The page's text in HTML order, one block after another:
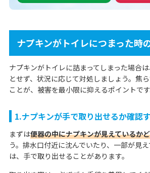
ナプキンがトイレにつまった時
ナプキンがトイレに詰まってしまった場合
とせず、状況に応じて対処しましょう。焦
ことが、被害を最小限に抑えるポイントです
1.ナプキンが手で取り出せるか確認
まずは便器の中にナプキンが見えているか
う。排水口付近に沈んでいたり、一部が見
は、手で取り出せることがあります。